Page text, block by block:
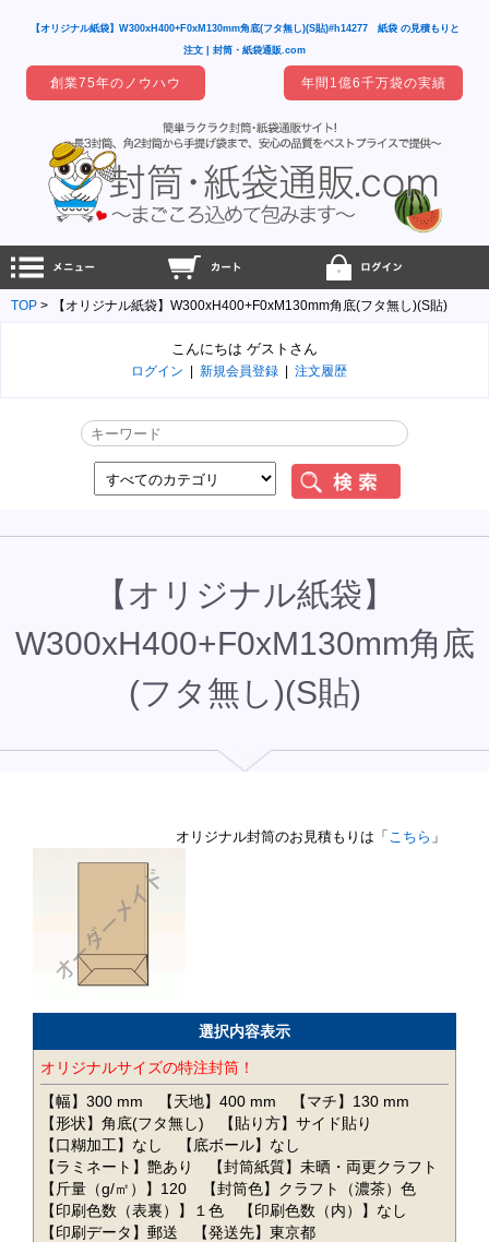
【オリジナル紙袋】W300xH400+F0xM130mm角底(フタ無し)(S貼)#h14277 紙袋 の見積もりと
注文 | 封筒・紙袋通販.com
創業75年のノウハウ 年間1億6千万袋の実績
TOP 【オリジナル紙袋】W300xH400+F0xM130mm角底(フタ無し)(S貼)
こんにちは ゲストさん
ログイン 新規会員登録 注文履歴
【オリジナル紙袋】
W300xH400+F0xM130mm角底
(フタ無し)(S貼)
オリジナル封筒のお見積もりは「 こちら 」
選択内容表示
オリジナルサイズの特注封筒！
【幅】300 mm
【天地】400 mm
【マチ】130 mm
【形状】角底(フタ無し)
【貼り方】サイド貼り
【口糊加工】なし
【底ボール】なし
【ラミネート】艶あり
【封筒紙質】未晒・両更クラフト
【斤量（g/㎡）】120
【封筒色】クラフト（濃茶）色
【印刷色数（表裏）】１色
【印刷色数（内）】なし
【印刷データ】郵送
【発送先】東京都